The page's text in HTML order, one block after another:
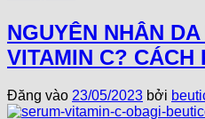
NGUYÊN NHÂN
VITAMIN C? CÁCH
Đăng vào 23/05/2023 bởi